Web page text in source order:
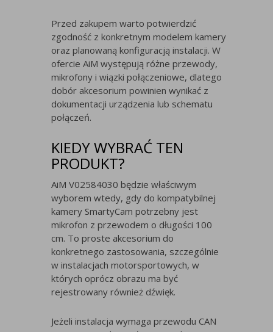
Przed zakupem warto potwierdzić
zgodność z konkretnym modelem kamery
oraz planowaną konfiguracją instalacji. W
ofercie AiM występują różne przewody,
mikrofony i wiązki połączeniowe, dlatego
dobór akcesorium powinien wynikać z
dokumentacji urządzenia lub schematu
połączeń.
KIEDY WYBRAĆ TEN
PRODUKT?
AiM V02584030 będzie właściwym
wyborem wtedy, gdy do kompatybilnej
kamery SmartyCam potrzebny jest
mikrofon z przewodem o długości 100
cm. To proste akcesorium do
konkretnego zastosowania, szczególnie
w instalacjach motorsportowych, w
których oprócz obrazu ma być
rejestrowany również dźwięk.
Jeżeli instalacja wymaga przewodu CAN